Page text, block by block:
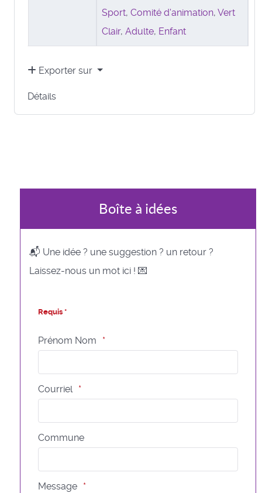
Sport, Comité d'animation, Vert
Clair, Adulte, Enfant
Exporter sur
Détails
Boîte à idées
📬 Une idée ? une suggestion ? un retour ?
Laissez-nous un mot ici ! 💌
Requis *
Prénom Nom
Courriel
Commune
Message